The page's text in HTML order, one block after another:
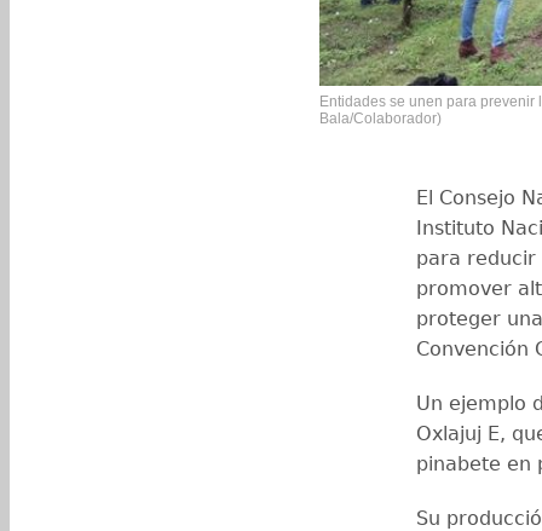
Entidades se unen para
Bala/Colaborador)
El Consejo
Instituto
para reducir
promover
proteger
Convención
Un ejemplo
Oxlajuj E,
pinabete en
Su